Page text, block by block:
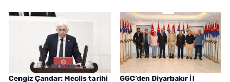
Cengiz Çandar: Meclis tarihi
GGC’den Diyarbakır İl